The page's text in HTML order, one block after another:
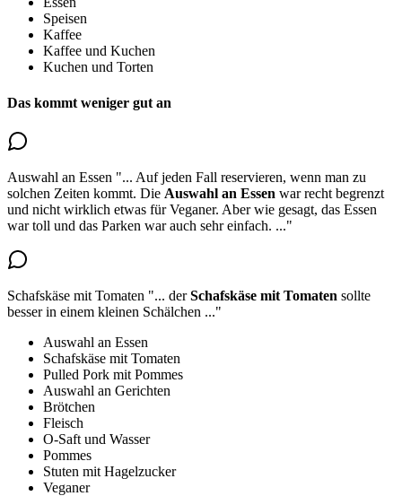
Speisen
Kaffee
Kaffee und Kuchen
Kuchen und Torten
Das kommt weniger gut an
Auswahl an Essen "... Auf jeden Fall reservieren, wenn man zu
solchen Zeiten kommt. Die Auswahl an Essen war recht begrenzt
und nicht wirklich etwas für Veganer. Aber wie gesagt, das Essen
war toll und das Parken war auch sehr einfach. ..."
Schafskäse mit Tomaten "... derSchafskäse mit Tomaten sollte
besser in einem kleinen Schälchen ..."
Auswahl an Essen
Schafskäse mit Tomaten
Pulled Pork mit Pommes
Auswahl an Gerichten
Brötchen
Fleisch
O-Saft und Wasser
Pommes
Stuten mit Hagelzucker
Veganer